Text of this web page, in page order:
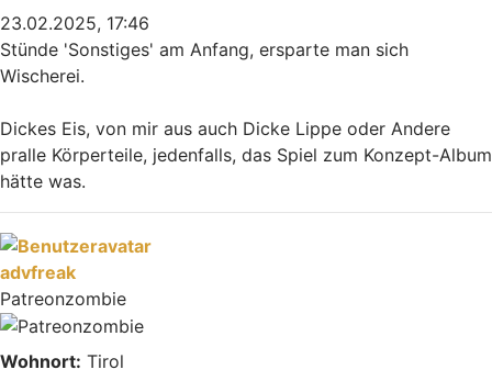
23.02.2025, 17:46
Stünde 'Sonstiges' am Anfang, ersparte man sich
Wischerei.
Dickes Eis, von mir aus auch Dicke Lippe oder Andere
pralle Körperteile, jedenfalls, das Spiel zum Konzept-Album
hätte was.
Nach oben
advfreak
Patreonzombie
Wohnort: Tirol